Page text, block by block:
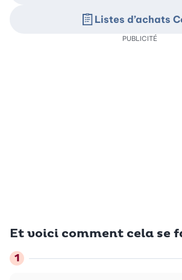
Et voici comment cela se
Listes d’achats
PUBLICITÉ